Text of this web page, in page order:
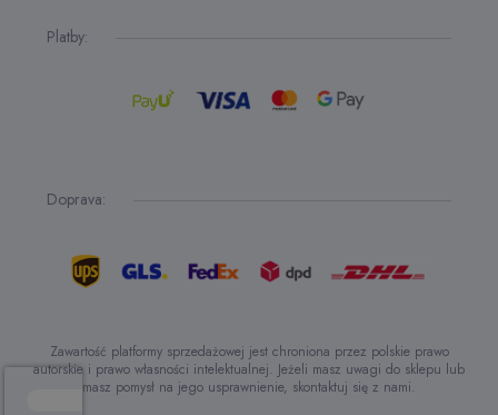
Platby:
Doprava:
Zawartość platformy sprzedażowej jest chroniona przez polskie prawo
autorskie i prawo własności intelektualnej. Jeżeli masz uwagi do sklepu lub
masz pomysł na jego usprawnienie, skontaktuj się z nami.